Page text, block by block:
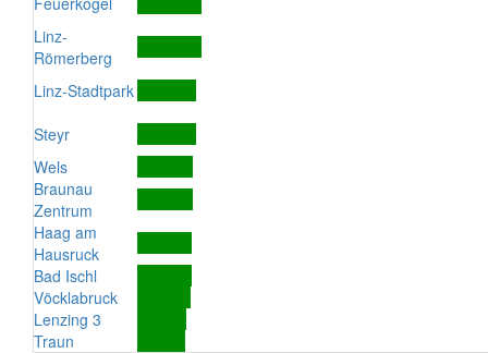
Linz-
Römerberg
Linz-Stadtpark
Steyr
Wels
Braunau
Zentrum
Haag am
Hausruck
Bad Ischl
Vöcklabruck
Lenzing 3
Traun